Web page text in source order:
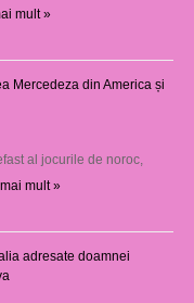
mult »
Mercedeza din America și
al jocurile de noroc,
mult »
adresate doamnei